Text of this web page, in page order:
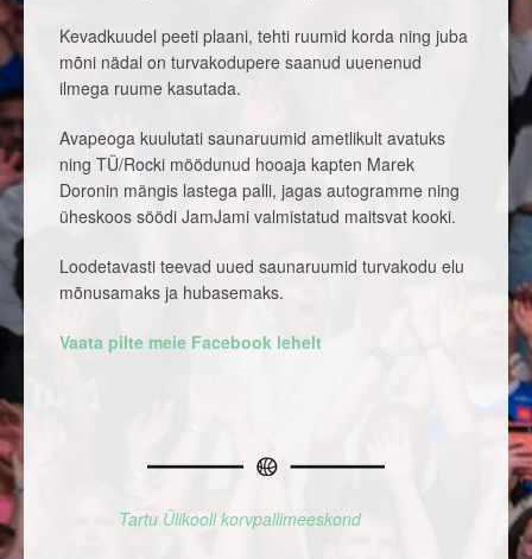
Kevadkuudel peeti plaani, tehti ruumid korda ning juba
mõni nädal on turvakodupere saanud uuenenud
ilmega ruume kasutada.
Avapeoga kuulutati saunaruumid ametlikult avatuks
ning TÜ/Rocki möödunud hooaja kapten Marek
Doronin mängis lastega palli, jagas autogramme ning
üheskoos söödi JamJami valmistatud maitsvat kooki.
Loodetavasti teevad uued saunaruumid turvakodu elu
mõnusamaks ja hubasemaks.
Vaata pilte meie Facebook lehelt
Tartu Ülikooli korvpallimeeskond